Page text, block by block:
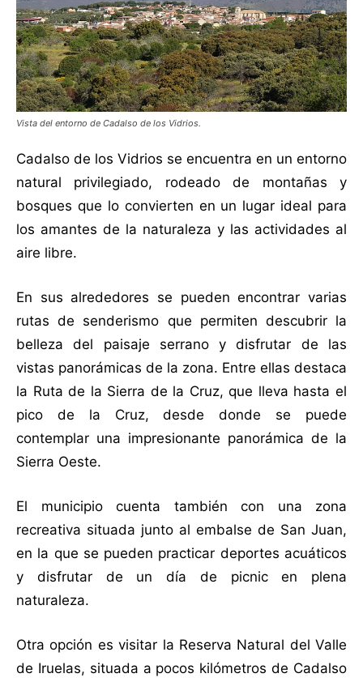
Vista del entorno de Cadalso de los Vidrios.
Cadalso de los Vidrios se encuentra en un entorno
natural privilegiado, rodeado de montañas y
bosques que lo convierten en un lugar ideal para
los amantes de la naturaleza y las actividades al
aire libre.
En sus alrededores se pueden encontrar varias
rutas de senderismo que permiten descubrir la
belleza del paisaje serrano y disfrutar de las
vistas panorámicas de la zona. Entre ellas destaca
la Ruta de la Sierra de la Cruz, que lleva hasta el
pico de la Cruz, desde donde se puede
contemplar una impresionante panorámica de la
Sierra Oeste.
El municipio cuenta también con una zona
recreativa situada junto al embalse de San Juan,
en la que se pueden practicar deportes acuáticos
y disfrutar de un día de picnic en plena
naturaleza.
Otra opción es visitar la Reserva Natural del Valle
de Iruelas, situada a pocos kilómetros de Cadalso